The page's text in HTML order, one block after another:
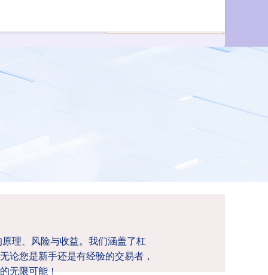
理、风险与收益。我们涵盖了杠
论您是新手还是有经验的交易者，
无限可能！